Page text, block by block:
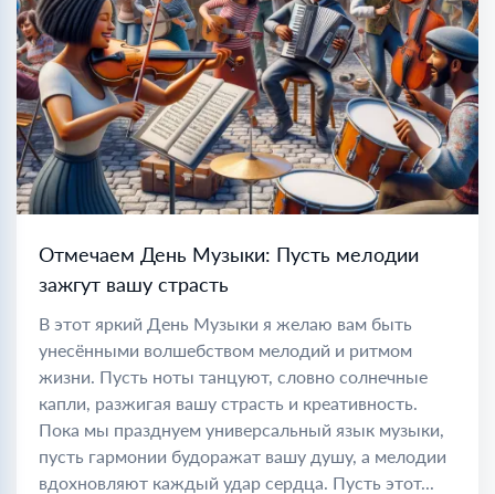
Отмечаем День Музыки: Пусть мелодии
зажгут вашу страсть
В этот яркий День Музыки я желаю вам быть
унесёнными волшебством мелодий и ритмом
жизни. Пусть ноты танцуют, словно солнечные
капли, разжигая вашу страсть и креативность.
Пока мы празднуем универсальный язык музыки,
пусть гармонии будоражат вашу душу, а мелодии
вдохновляют каждый удар сердца. Пусть этот...